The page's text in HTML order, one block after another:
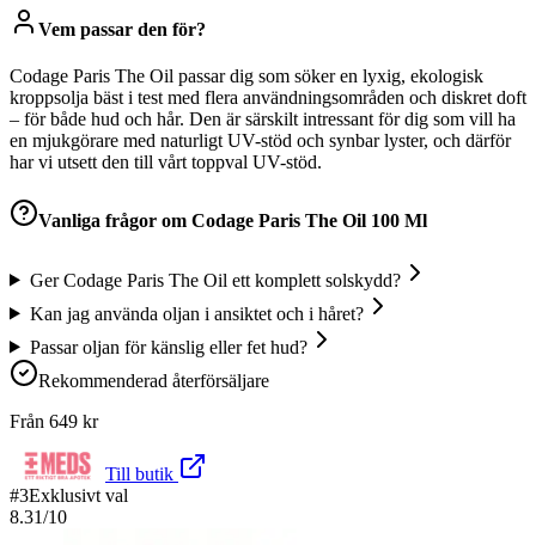
Vem passar den för?
Codage Paris The Oil passar dig som söker en lyxig, ekologisk
kroppsolja bäst i test med flera användningsområden och diskret doft
– för både hud och hår. Den är särskilt intressant för dig som vill ha
en mjukgörare med naturligt UV-stöd och synbar lyster, och därför
har vi utsett den till vårt toppval UV-stöd.
Vanliga frågor om Codage Paris The Oil 100 Ml
Ger Codage Paris The Oil ett komplett solskydd?
Kan jag använda oljan i ansiktet och i håret?
Passar oljan för känslig eller fet hud?
Rekommenderad återförsäljare
Från 649 kr
Till butik
#3Exklusivt val
8.31/10